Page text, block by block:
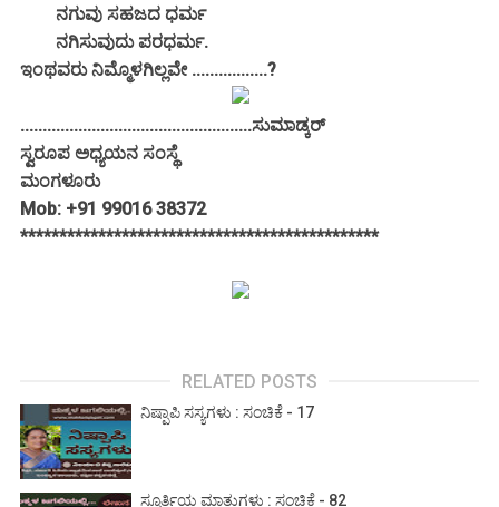
ನಗುವು ಸಹಜದ ಧರ್ಮ
ನಗಿಸುವುದು ಪರಧರ್ಮ.
ಇಂಥವರು ನಿಮ್ಮೊಳಗಿಲ್ಲವೇ .................?
....................................................ಸುಮಾಡ್ಕರ್
ಸ್ವರೂಪ ಅಧ್ಯಯನ ಸಂಸ್ಥೆ
ಮಂಗಳೂರು
Mob: +91 99016 38372
**********************************************
RELATED POSTS
ನಿಷ್ಪಾಪಿ ಸಸ್ಯಗಳು : ಸಂಚಿಕೆ - 17
ಸ್ಫೂರ್ತಿಯ ಮಾತುಗಳು : ಸಂಚಿಕೆ - 82